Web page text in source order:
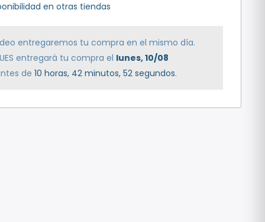
en otras tiendas
entregaremos tu compra en el mismo día.
entregará tu compra el lunes, 10/08
de10 horas, 42 minutos, 52 segundos.